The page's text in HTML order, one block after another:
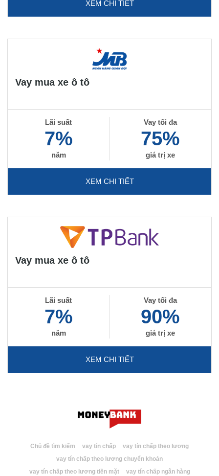
XEM CHI TIẾT
Vay mua xe ô tô
Lãi suất
7%
năm
Vay tối đa
75%
giá trị xe
XEM CHI TIẾT
Vay mua xe ô tô
Lãi suất
7%
năm
Vay tối đa
90%
giá trị xe
XEM CHI TIẾT
Chủ đề tìm kiếm vay tín chấp
vay tín chấp theo lương
vay tín chấp theo lương chuyển khoản
vay tín chấp theo lương tiền mặt
vay tín chấp ngân hàng